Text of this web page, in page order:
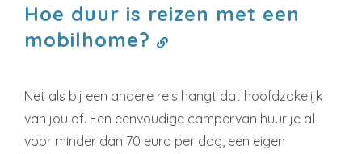
Hoe duur is reizen met een
mobilhome?
Net als bij een andere reis hangt dat hoofdzakelijk
van jou af. Een eenvoudige campervan huur je al
voor minder dan 70 euro per dag, een eigen